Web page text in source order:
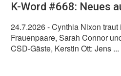
K-Word #668: Neues
24.7.2026- Cynthia Nixon
Frauenpaare, Sarah Connor
CSD-Gäste, Kerstin Ott: Jens ...